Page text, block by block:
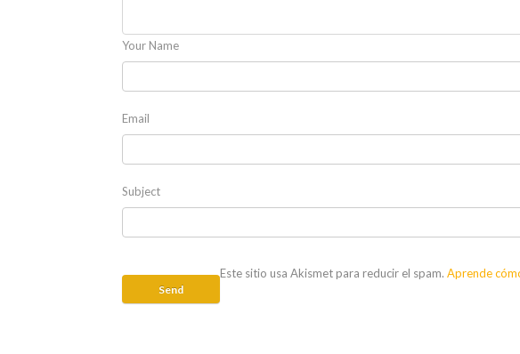
Your Name
Email
Subject
Este sitio usa Akismet para reducir el spam. Aprende